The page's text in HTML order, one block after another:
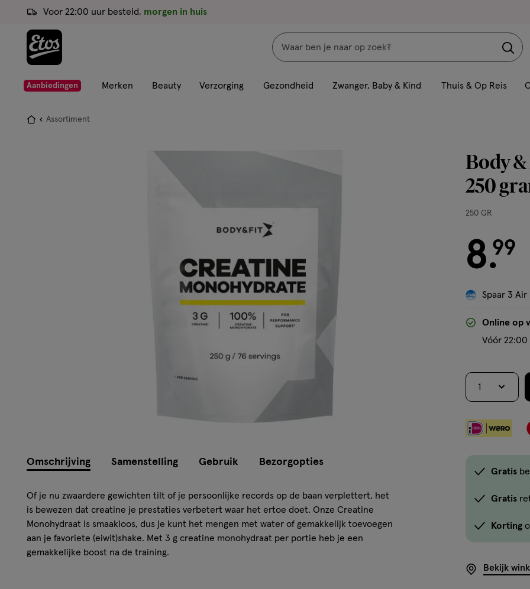
ga
de
hoofd
ga
de
Voor 22:00 uur besteld, morgen in huis
Zoeken
met
volledig
geavanceerde
zoekopties
Aanbiedingen Merken Beauty Verzorging Gezondheid Zwanger, Baby & Kind Thuis & Op Reis
Je
Assortiment
Body
250
250
250 GR
€ 8.99
8.99
Spaar 3 Air
Online op
Vóór
1
Gratis
Gratis
Korting
Bekijk
Omschrijving Samenstelling Gebruik Bezorgopties
Of je nu zwaardere gewichten tilt of je persoonlijke records op de baan verplettert, het
is bewezen dat creatine je prestaties verbetert waar het ertoe doet. Onze Creatine
Monohydraat is smaakloos, dus je kunt het mengen met water of gemakkelijk toevoegen
aan je favoriete (eiwit)shake. Met 3 g creatine monohydraat per portie heb je een
gemakkelijke boost na de training.